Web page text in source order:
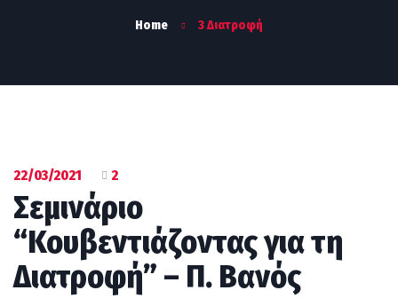
Home 3 Διατροφή
22/03/2021 2
Σεμινάριο
“Κουβεντιάζοντας για τη
Διατροφή” – Π. Βανός